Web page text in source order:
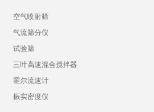
空气喷射筛
气流筛分仪
试验筛
三叶高速混合搅拌器
霍尔流速计
振实密度仪